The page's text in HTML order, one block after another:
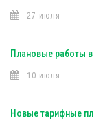
27 июля
Плановые работы
10 июля
Новые тарифные